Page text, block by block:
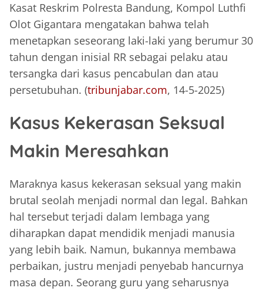
Kasat Reskrim Polresta Bandung, Kompol Luthfi
Olot Gigantara mengatakan bahwa telah
menetapkan seseorang laki-laki yang berumur 30
tahun dengan inisial RR sebagai pelaku atau
tersangka dari kasus pencabulan dan atau
persetubuhan. (tribunjabar.com, 14-5-2025)
Kasus Kekerasan Seksual
Makin Meresahkan
Maraknya kasus kekerasan seksual yang makin
brutal seolah menjadi normal dan legal. Bahkan
hal tersebut terjadi dalam lembaga yang
diharapkan dapat mendidik menjadi manusia
yang lebih baik. Namun, bukannya membawa
perbaikan, justru menjadi penyebab hancurnya
masa depan. Seorang guru yang seharusnya